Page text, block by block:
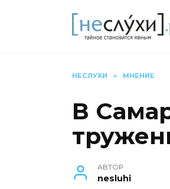
НЕСЛУХИ » МНЕНИЕ
В
АВТОР
nesluhi